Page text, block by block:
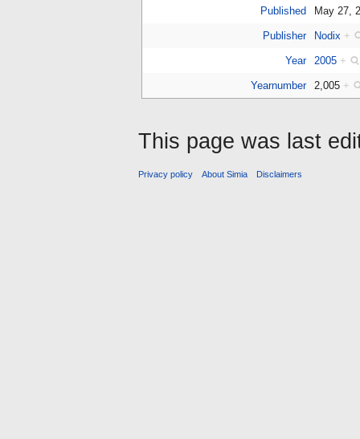
Published May 27,
Publisher Nodix +
Year 2005 +
Yearnumber 2,005 +
This page was last
Privacy policy About Simia Disclaimers